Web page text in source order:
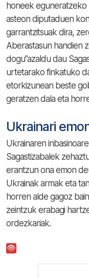
honeek
asteon diputaduen
garrantzitsuak dira,
Aberastasun handien
dogu”azaldu dau
urtetarako finkatuko
etorkizunean beste
geratzen dala eta
Ukrainari
Ukrainaren
Sagastizabalek
erantzun ona emon
Ukrainak armak eta
horren alde gagoz
zeintzuk erabagi
ordezkariak.